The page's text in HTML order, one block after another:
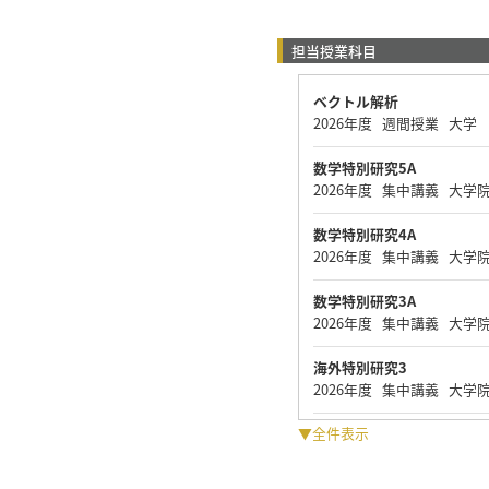
担当授業科目
ベクトル解析
2026年度 週間授業 大学
数学特別研究5A
2026年度 集中講義 大学
数学特別研究4A
2026年度 集中講義 大学
数学特別研究3A
2026年度 集中講義 大学
海外特別研究3
2026年度 集中講義 大学
▼全件表示